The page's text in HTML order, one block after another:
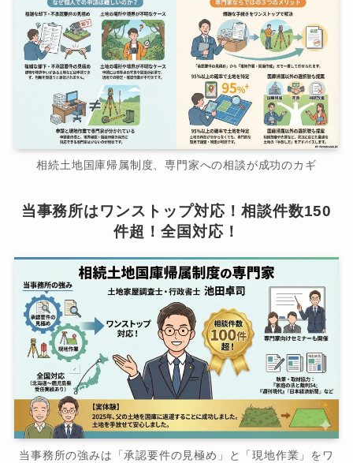
相続土地国庫帰属制度、専門家への相談が成功のカギ
当事務所はワンストップ対応！相談件数150
件超！全国対応！
当事務所の強みは「承認要件の見極め」と「現地作業」をワ